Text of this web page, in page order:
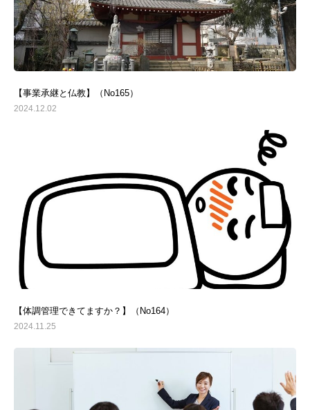
【事業承継と仏教】（No165）
2024.12.02
【体調管理できてますか？】（No164）
2024.11.25